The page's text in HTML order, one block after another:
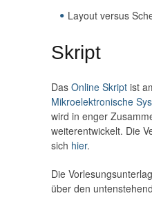
Layout versus
Skript
Das Online Skript ist
Mikroelektronische
wird in enger
weiterentwickelt. Die
sich hier.
Die
über den